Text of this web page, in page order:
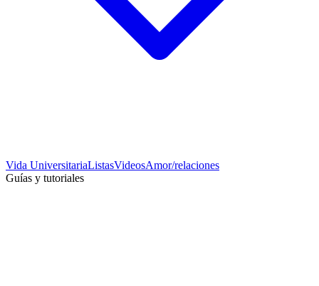
Vida UniversitariaListasVideosAmor/relaciones
Guías y tutoriales